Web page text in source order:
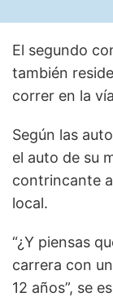
El segundo
también
correr en la
Según las
el auto de su
contrincante
local.
“¿Y piensas
carrera con
12 años”, se